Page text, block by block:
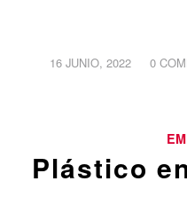
16 JUNIO, 2022
/ 0 /
Plástico